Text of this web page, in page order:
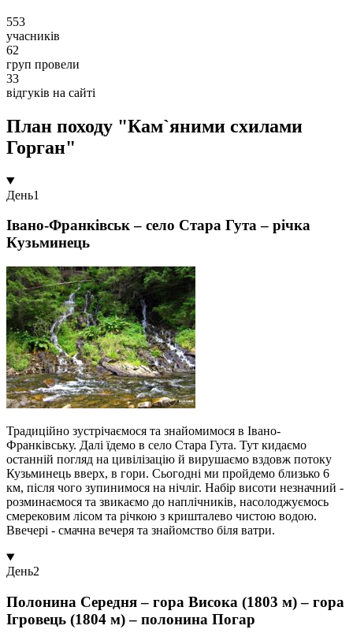
553
учасників
62
груп провели
33
відгуків на сайті
План походу "Кам`яними схилами
Горган"
День1
Івано-Франківськ – село Стара Гута – річка
Кузьминець
Традиційно зустрічаємося та знайомимося в Івано-
Франківську. Далі їдемо в село Стара Гута. Тут кидаємо
останній погляд на цивілізацію й вирушаємо вздовж потоку
Кузьминець вверх, в гори. Сьогодні ми пройдемо близько 6
км, після чого зупинимося на нічліг. Набір висоти незначний -
розминаємося та звикаємо до наплічників, насолоджуємось
смерековим лісом та річкою з кришталево чистою водою.
Ввечері - смачна вечеря та знайомство біля ватри.
День2
Полонина Середня – гора Висока (1803 м) – гора
Ігровець (1804 м) – полонина Погар